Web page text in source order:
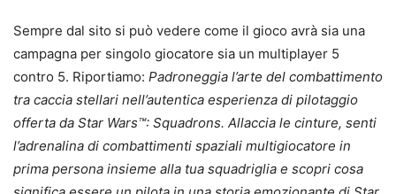
Sempre dal sito si può vedere come il gioco avrà sia una
campagna per singolo giocatore sia un multiplayer 5
contro 5. Riportiamo: Padroneggia l’arte del combattimento
tra caccia stellari nell’autentica esperienza di pilotaggio
offerta da Star Wars™: Squadrons. Allaccia le cinture, senti
l’adrenalina di combattimenti spaziali multigiocatore in
prima persona insieme alla tua squadriglia e scopri cosa